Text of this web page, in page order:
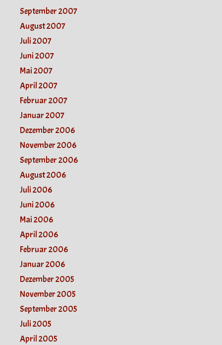
September 2007
August 2007
Juli 2007
Juni 2007
Mai 2007
April 2007
Februar 2007
Januar 2007
Dezember 2006
November 2006
September 2006
August 2006
Juli 2006
Juni 2006
Mai 2006
April 2006
Februar 2006
Januar 2006
Dezember 2005
November 2005
September 2005
Juli 2005
April 2005